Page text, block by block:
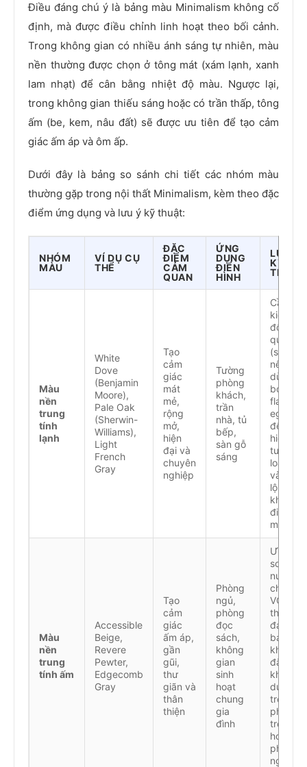
Điều đáng chú ý là bảng màu Minimalism không cố
định, mà được điều chỉnh linh hoạt theo bối cảnh.
Trong không gian có nhiều ánh sáng tự nhiên, màu
nền thường được chọn ở tông mát (xám lạnh, xanh
lam nhạt) để cân bằng nhiệt độ màu. Ngược lại,
trong không gian thiếu sáng hoặc có trần thấp, tông
ấm (be, kem, nâu đất) sẽ được ưu tiên để tạo cảm
giác ấm áp và ôm ấp.
Dưới đây là bảng so sánh chi tiết các nhóm màu
thường gặp trong nội thất Minimalism, kèm theo đặc
điểm ứng dụng và lưu ý kỹ thuật:
NHÓM
MÀU
VÍ DỤ CỤ
THỂ
ĐẶC
ĐIỂM
CẢM
QUAN
ỨNG
DỤNG
ĐIỂN
HÌNH
LƯU Ý
KỸ
THUẬT
Màu
nền
trung
tính
lạnh
White
Dove
(Benjamin
Moore),
Pale Oak
(Sherwin-
Williams),
Light
French
Gray
Tạo
cảm
giác
mát
mẻ,
rộng
mở,
hiện
đại và
chuyên
nghiệp
Tường
phòng
khách,
trần
nhà, tủ
bếp,
sàn gỗ
sáng
Cần
kiểm tra
độ phản
quang
(sheen):
nên
dùng độ
bóng từ
flat đến
eggshell
để tránh
hiện
tượng
loáng
và làm
lộ
khuyết
điểm bề
mặt
Màu
nền
trung
tính ấm
Accessible
Beige,
Revere
Pewter,
Edgecomb
Gray
Tạo
cảm
giác
ấm áp,
gần
gũi,
thư
giãn và
thân
thiện
Phòng
ngủ,
phòng
đọc
sách,
không
gian
sinh
hoạt
chung
gia
đình
Ưu tiên
sơn gốc
nước có
chỉ số
VOC
thấp để
đảm
bảo sức
khỏe,
đặc biệt
khi sử
dụng
trong
phòng
trẻ em
hoặc
phòng
ngủ